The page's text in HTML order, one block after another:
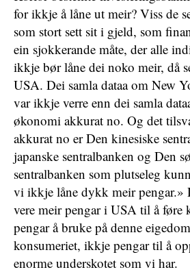
for ikkje å låne ut meir? Viss de
som stort sett sit i gjeld, som
ein sjokkerande måte, der alle
ikkje bør låne dei noko meir, då
USA. Dei samla dataa om New
var ikkje verre enn dei samla
økonomi akkurat no. Og det
akkurat no er Den kinesiske
japanske sentralbanken og Den
sentralbanken som plutseleg
vi ikkje låne dykk meir pengar.»
vere meir pengar i USA til å
pengar å bruke på denne
konsumeriet, ikkje pengar til å
enorme underskotet som vi har.